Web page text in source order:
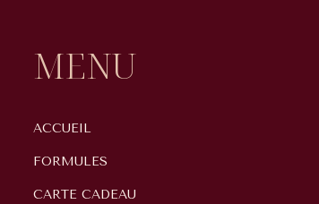
MENU
ACCUEIL
FORMULES
CARTE CADEAU